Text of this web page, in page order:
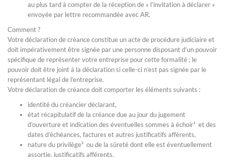
au plus tard à compter de la réception de « l’invitation à déclarer »
envoyée par lettre recommandée avec AR.
Comment ?
Votre déclaration de créance constitue un acte de procédure judiciaire et
doit impérativement être signée par une personne disposant d’un pouvoir
spécifique de représenter votre entreprise pour cette formalité ; le
pouvoir doit être joint à la déclaration si celle-ci n’est pas signée par le
représentant légal de l’entreprise.
Votre déclaration de créance doit comporter les éléments suivants :
identité du créancier déclarant,
état récapitulatif de la créance due au jour du jugement
d’ouverture et indication des éventuelles sommes à échoir¹ et des
dates d’échéances, factures et autres justificatifs afférents,
nature du privilège² ou de la sûreté dont elle est éventuellement
assortie, justificatifs afférents,